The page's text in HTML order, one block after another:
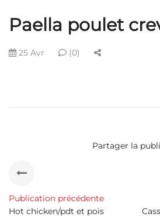
Paella poulet
25 Avr (0)
Partager la
Publication précédente
Hot chicken/pdt et pois